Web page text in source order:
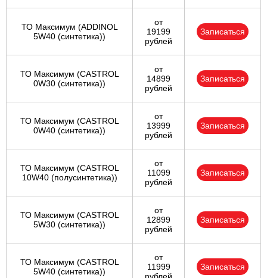
ТО Максимум (ADDINOL
5W40 (синтетика))
от
19199
рублей
Записаться
ТО Максимум (CASTROL
0W30 (синтетика))
от
14899
рублей
Записаться
ТО Максимум (CASTROL
0W40 (синтетика))
от
13999
рублей
Записаться
ТО Максимум (CASTROL
10W40 (полусинтетика))
от
11099
рублей
Записаться
ТО Максимум (CASTROL
5W30 (синтетика))
от
12899
рублей
Записаться
ТО Максимум (CASTROL
5W40 (синтетика))
от
11999
Записаться